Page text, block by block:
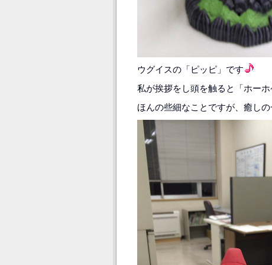
ウグイスの「ピッピ」です
私が挨拶をし頭を触ると「ホー
ほんの些細なことですが、癒しの